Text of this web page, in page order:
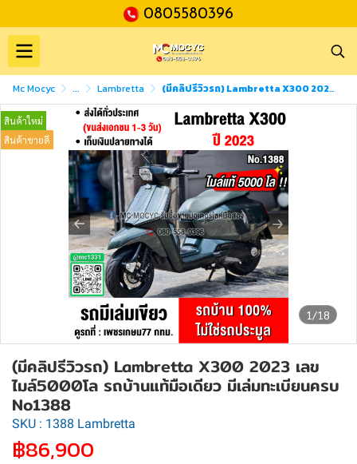
0805580396
Mc Mocyc ... Lambretta (มีคลิปรีวิวรถ) Lambretta X300 2023 เลขไมล์5000โล รถบ้านแท้มือเดียว มีเล่มทะเบียนครบ No1388
1/18
สินค้าใหม่
สินค้าขายดี
(มีคลิปรีวิวรถ) Lambretta X300 2023 เลข
ไมล์5000โล รถบ้านแท้มือเดียว มีเล่มทะเบียนครบ
No1388
SKU : 1388 Lambretta
฿86,900